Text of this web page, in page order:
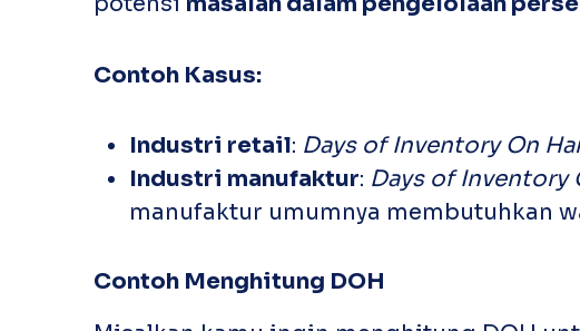
Contoh Kasus:
Industri retail: Days of Inventory On
Industri manufaktur: Days of Inventory
manufaktur umumnya membutuhkan
Contoh Menghitung DOH